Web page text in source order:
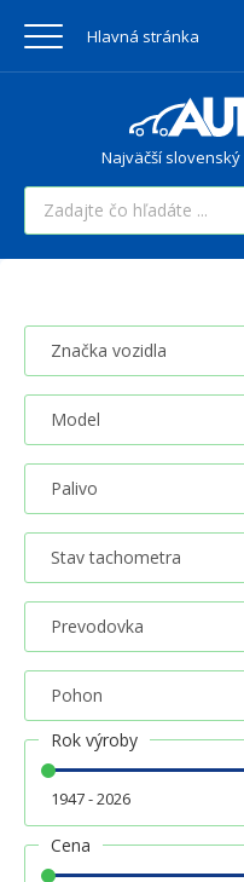
Hlavná stránka
Najväčší slovenský
Rok výroby
1947 - 2026
Cena